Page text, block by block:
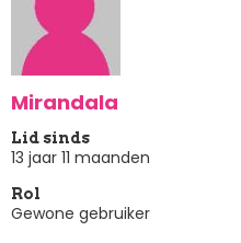
Mirandala
Lid sinds
13 jaar 11 maanden
Rol
Gewone gebruiker